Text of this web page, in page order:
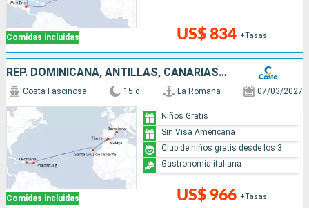
Comidas incluidas US$ 834 +Tasas
REP. DOMINICANA, ANTILLAS, CANARIAS, MARRUECOS, ESPAÑA
Comidas incluidas
Costa Fascinosa 15 d La Romana 07/03/2027
US$ 966 +Tasas
Niños Gratis
Sin Visa Americana
Club de niños gratis desde los 3
Gastronomía italiana